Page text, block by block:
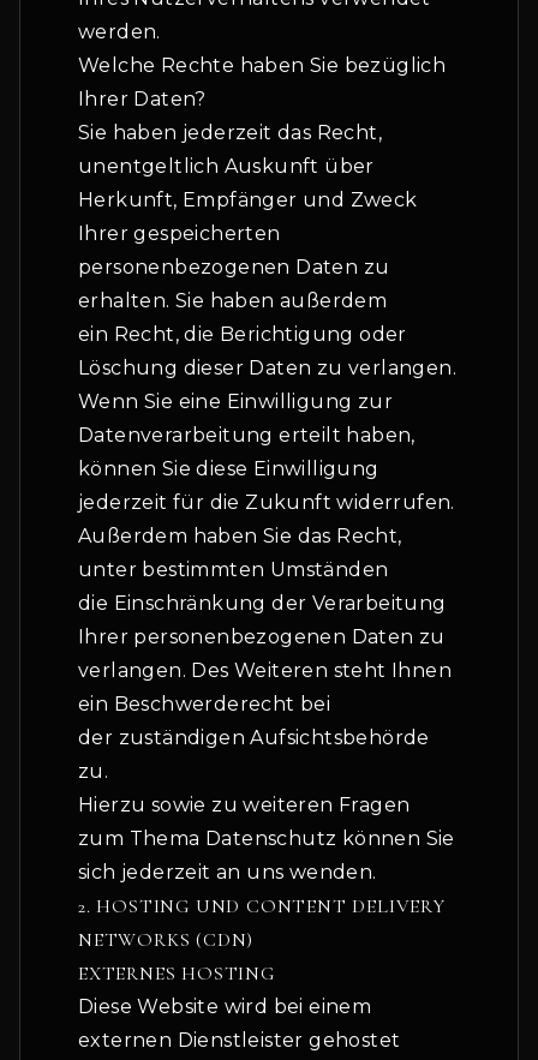
werden.
Welche Rechte haben Sie bezüglich
Ihrer Daten?
Sie haben jederzeit das Recht,
unentgeltlich Auskunft über
Herkunft, Empfänger und Zweck
Ihrer gespeicherten
personenbezogenen Daten zu
erhalten. Sie haben außerdem
ein Recht, die Berichtigung oder
Löschung dieser Daten zu verlangen.
Wenn Sie eine Einwilligung zur
Datenverarbeitung erteilt haben,
können Sie diese Einwilligung
jederzeit für die Zukunft widerrufen.
Außerdem haben Sie das Recht,
unter bestimmten Umständen
die Einschränkung der Verarbeitung
Ihrer personenbezogenen Daten zu
verlangen. Des Weiteren steht Ihnen
ein Beschwerderecht bei
der zuständigen Aufsichtsbehörde
zu.
Hierzu sowie zu weiteren Fragen
zum Thema Datenschutz können Sie
sich jederzeit an uns wenden.
2. HOSTING UND CONTENT DELIVERY
NETWORKS (CDN)
EXTERNES HOSTING
Diese Website wird bei einem
externen Dienstleister gehostet